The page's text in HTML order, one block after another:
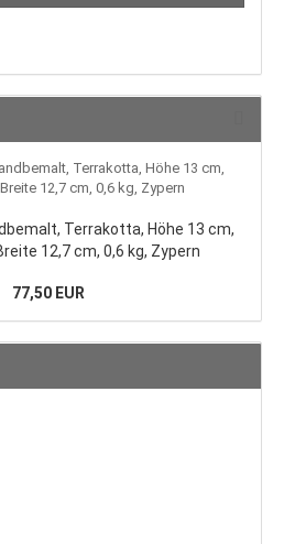
Terrakotta, Höhe 13 cm,
12,7 cm, 0,6 kg, Zypern
77,50 EUR